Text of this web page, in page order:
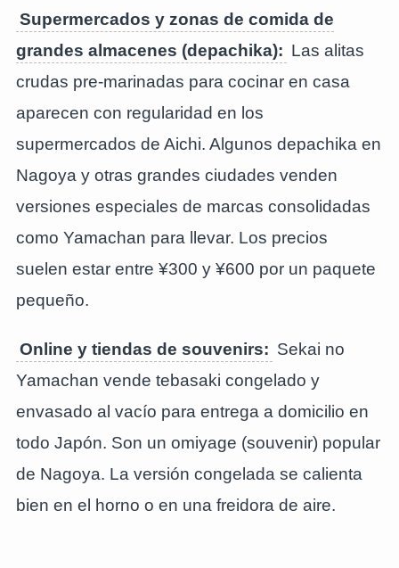
Supermercados y zonas de comida de
grandes almacenes (depachika): Las alitas
crudas pre-marinadas para cocinar en casa
aparecen con regularidad en los
supermercados de Aichi. Algunos depachika en
Nagoya y otras grandes ciudades venden
versiones especiales de marcas consolidadas
como Yamachan para llevar. Los precios
suelen estar entre ¥300 y ¥600 por un paquete
pequeño.
Online y tiendas de souvenirs: Sekai no
Yamachan vende tebasaki congelado y
envasado al vacío para entrega a domicilio en
todo Japón. Son un omiyage (souvenir) popular
de Nagoya. La versión congelada se calienta
bien en el horno o en una freidora de aire.